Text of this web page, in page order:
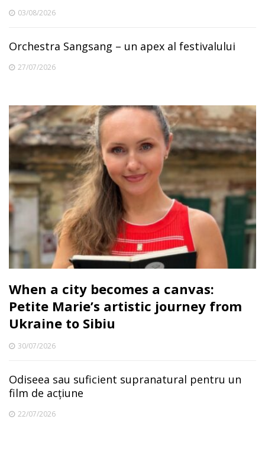
03/08/2026
Orchestra Sangsang – un apex al festivalului
27/07/2026
When a city becomes a canvas:
Petite Marie’s artistic journey from
Ukraine to Sibiu
30/07/2026
Odiseea sau suficient supranatural pentru un
film de acțiune
22/07/2026